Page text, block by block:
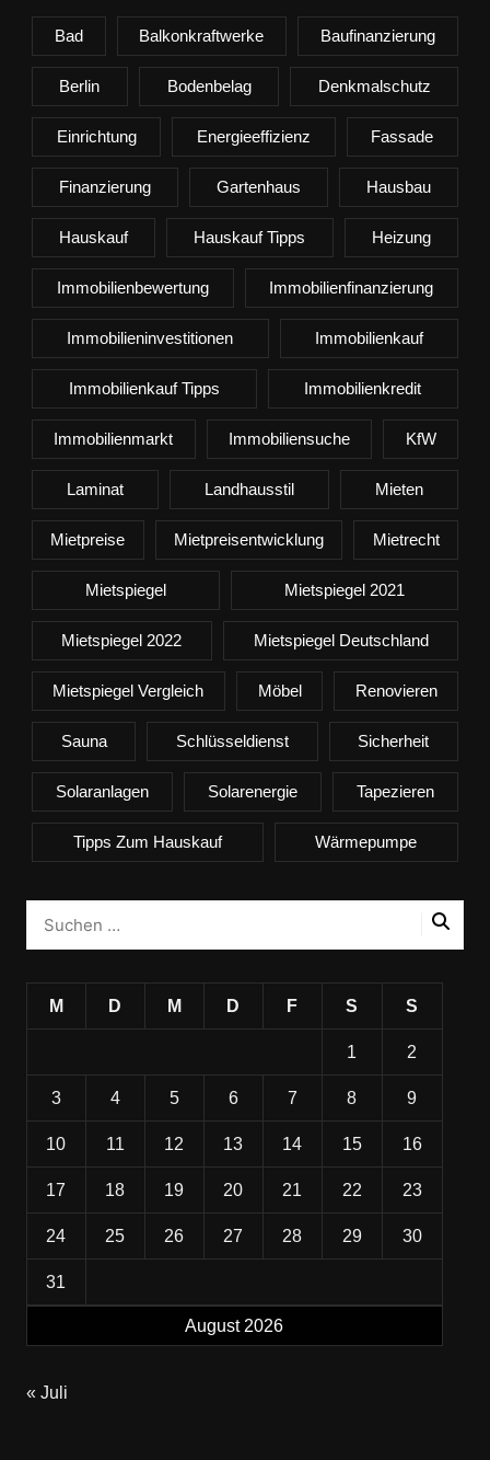
Bad Balkonkraftwerke Baufinanzierung
Berlin Bodenbelag Denkmalschutz
Einrichtung Energieeffizienz Fassade
Finanzierung Gartenhaus Hausbau
Hauskauf Hauskauf Tipps Heizung
Immobilienbewertung Immobilienfinanzierung
Immobilieninvestitionen Immobilienkauf
Immobilienkauf Tipps Immobilienkredit
Immobilienmarkt Immobiliensuche KfW
Laminat Landhausstil Mieten
Mietpreise Mietpreisentwicklung Mietrecht
Mietspiegel Mietspiegel 2021
Mietspiegel 2022 Mietspiegel Deutschland
Mietspiegel Vergleich Möbel Renovieren
Sauna Schlüsseldienst Sicherheit
Solaranlagen Solarenergie Tapezieren
Tipps Zum Hauskauf Wärmepumpe
August 2026
M D M D F S S
1 2
3 4 5 6 7 8 9
10 11 12 13 14 15 16
17 18 19 20 21 22 23
24 25 26 27 28 29 30
31
« Juli